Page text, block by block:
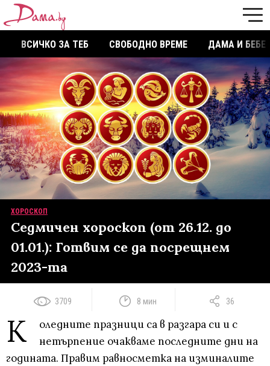
ВСИЧКО ЗА ТЕБ СВОБОДНО ВРЕМЕ ДАМА И БЕБЕ
ХОРОСКОП
Седмичен хороскоп (от 26.12. до
01.01.): Готвим се да посрещнем
2023-та
3709 8 мин 36
К
оледните празници са в разгара си и с
нетърпение очакваме последните дни на
годината. Правим равносметка на изминалите